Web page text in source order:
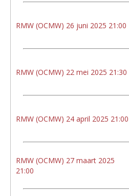
RMW (OCMW) 26 juni 2025 21:00
RMW (OCMW) 22 mei 2025 21:30
RMW (OCMW) 24 april 2025 21:00
RMW (OCMW) 27 maart 2025
21:00